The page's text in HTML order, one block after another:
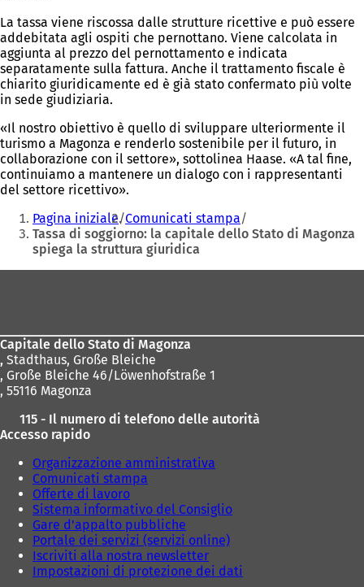
La tassa viene riscossa dalle strutture ricettive e può essere
addebitata agli ospiti che pernottano. Viene calcolata in
aggiunta al prezzo del pernottamento e indicata
separatamente sulla fattura. Anche il trattamento fiscale è
chiarito giuridicamente ed è già stato confermato più volte
in sede giudiziaria.
«Il nostro obiettivo è quello di sviluppare ulteriormente il
turismo a Magonza e renderlo sostenibile per il futuro, in
collaborazione con il settore», sottolinea Haase. «A tal fine,
continuiamo a mantenere un dialogo con i rappresentanti
del settore ricettivo».
Siete
qui:
Pagina iniziale Comunicati stampa
Tassa di soggiorno: la capitale dello Stato di Magonza
spiega la struttura giuridica
Capitale dello Stato di Magonza
, Stadthaus, Große Bleiche
, Große Bleiche 46/Löwenhofstraße 1
, 55116 Magonza
115 - Il numero di telefono delle autorità
Accesso rapido
Organizzazione amministrativa
Comunicati stampa
Offerte di lavoro
Sistema informativo del Consiglio
Gare d'appalto pubbliche
Portale dei servizi (servizi online)
Iscriviti alla nostra newsletter
Impostazioni di protezione dei dati